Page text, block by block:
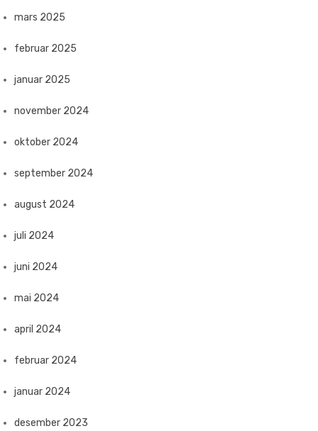
mars 2025
februar 2025
januar 2025
november 2024
oktober 2024
september 2024
august 2024
juli 2024
juni 2024
mai 2024
april 2024
februar 2024
januar 2024
desember 2023